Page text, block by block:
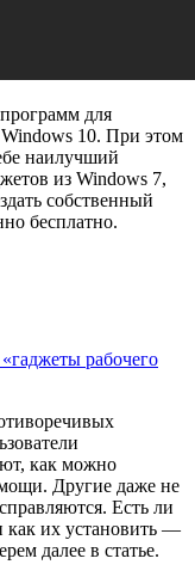
для
Windows 10. При этом
наилучший
из Windows 7,
собственный
бесплатно.
рабочего
как можно
Другие даже не
Есть ли
как их установить —
далее в статье.